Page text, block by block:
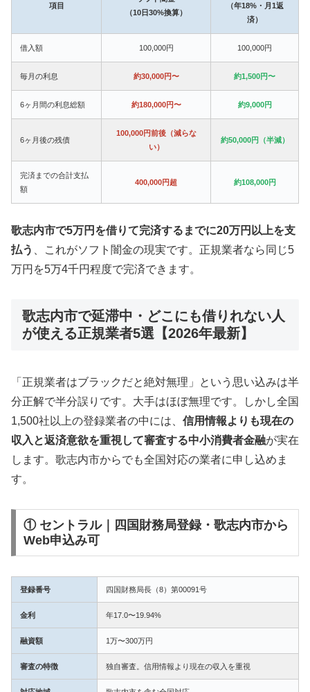
項目
（10日30%換算）
（年18%・月1返
済）
借入額 100,000円 100,000円
毎月の利息 約30,000円〜 約1,500円〜
6ヶ月間の利息総額 約180,000円〜 約9,000円
6ヶ月後の残債
100,000円前後（減らな
い）
約50,000円（半減）
完済までの合計支払
額
400,000円超 約108,000円
歌志内市で5万円を借りて完済するまでに20万円以上を支
払う
、これがソフト闇金の現実です。正規業者なら同じ5
万円を5万4千円程度で完済できます。
歌志内市で延滞中・どこにも借りれない人
が使える正規業者5選【2026年最新】
「正規業者はブラックだと絶対無理」という思い込みは半
分正解で半分誤りです。大手はほぼ無理です。しかし全国
1,500社以上の登録業者の中には、 信用情報よりも現在の
収入と返済意欲を重視して審査する中小消費者金融が実在
します。歌志内市からでも全国対応の業者に申し込めま
す。
① セントラル｜四国財務局登録・歌志内市から
Web申込み可
登録番号 四国財務局長（8）第00091号
金利 年17.0〜19.94%
融資額 1万〜300万円
審査の特徴 独自審査。信用情報より現在の収入を重視